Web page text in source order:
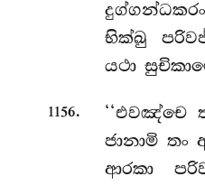
භික්ඛු
යථා
1156.
ජානාමි තං
ආරකා